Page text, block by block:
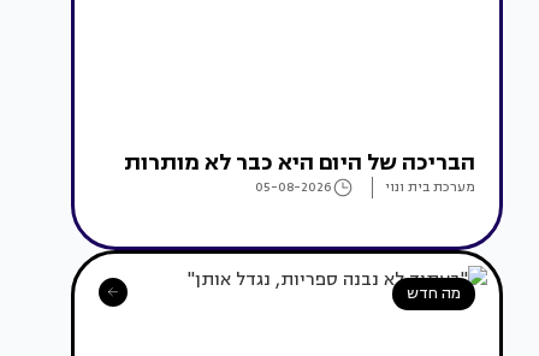
הבריכה של היום היא כבר לא מותרות
מערכת בית ונוי 05-08-2026
מה חדש